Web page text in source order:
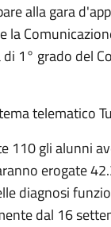
alla gara
1° grado del
telematico
110 gli alunni
erogate
diagnosi
dal 16